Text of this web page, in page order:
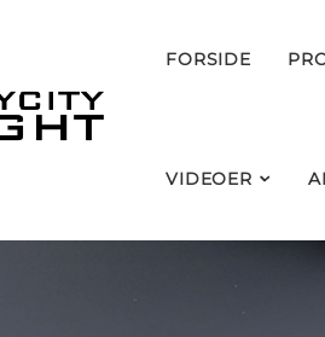
FORSIDE
VIDEOER